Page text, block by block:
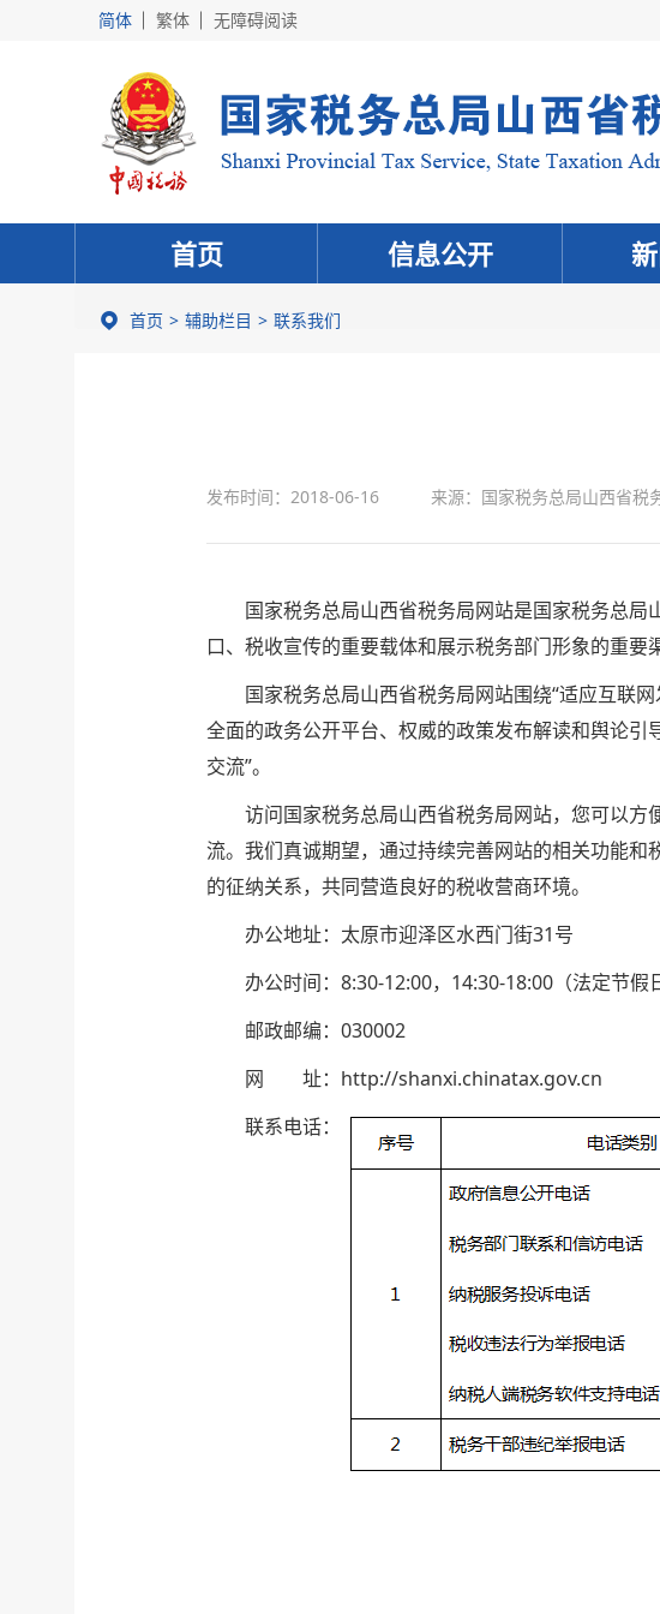
简体 繁体 无障碍阅读
首页 信息公开
首页 辅助栏目 联系我们
发布时间：2018-06-16 来源：国家税务总局山西省税
国家税务总局山西省税务局网站是国家税务总局
口、税收宣传的重要载体和展示税务部门形象的重要
国家税务总局山西省税务局网站围绕“适应互联网
全面的政务公开平台、权威的政策发布解读和舆论
交流”。
访问国家税务总局山西省税务局网站，您可以方
流。我们真诚期望，通过持续完善网站的相关功能
的征纳关系，共同营造良好的税收营商环境。
办公地址：太原市迎泽区水西门街31号
办公时间：8:30-12:00，14:30-18:00（法定节假
邮政邮编：030002
网 址：http://shanxi.chinatax.gov.cn
联系电话：